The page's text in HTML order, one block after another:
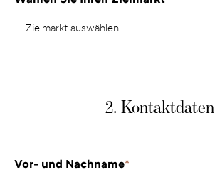
2. Kontaktdaten
Vor- und Nachname*